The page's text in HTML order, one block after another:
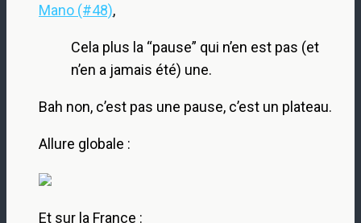
Mano (#48),
Cela plus la “pause” qui n’en est pas (et
n’en a jamais été) une.
Bah non, c’est pas une pause, c’est un plateau.
Allure globale :
Et sur la France :